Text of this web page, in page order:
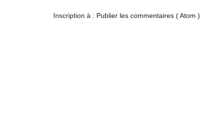
Inscription à : Publier les commentaires ( Atom )